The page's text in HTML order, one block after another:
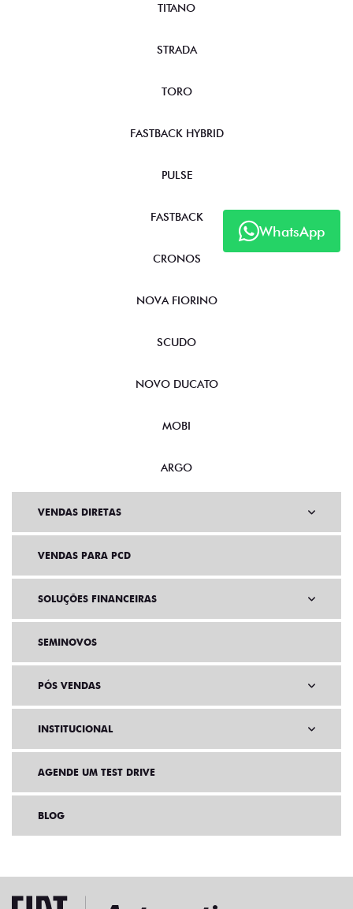
WhatsApp
TITANO
STRADA
TORO
FASTBACK HYBRID
PULSE
FASTBACK
CRONOS
NOVA FIORINO
SCUDO
NOVO DUCATO
MOBI
ARGO
VENDAS DIRETAS
VENDAS PARA PCD
SOLUÇÕES FINANCEIRAS
SEMINOVOS
PÓS VENDAS
INSTITUCIONAL
AGENDE UM TEST DRIVE
BLOG